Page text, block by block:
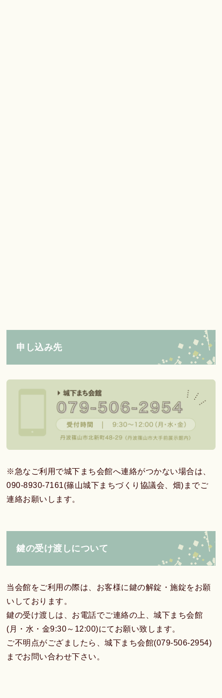
申し込み先
※急なご利用で城下まち会館へ連絡がつかない場合は、
090-8930-7161(篠山城下まちづくり協議会、畑)までご
連絡お願いします。
鍵の受け渡しについて
当会館をご利用の際は、お客様に鍵の解錠・施錠をお願
いしております。
鍵の受け渡しは、お電話でご連絡の上、城下まち会館
(月・水・金9:30～12:00)にてお願い致します。
ご不明点がござましたら、城下まち会館(079-506-2954)
までお問い合わせ下さい。